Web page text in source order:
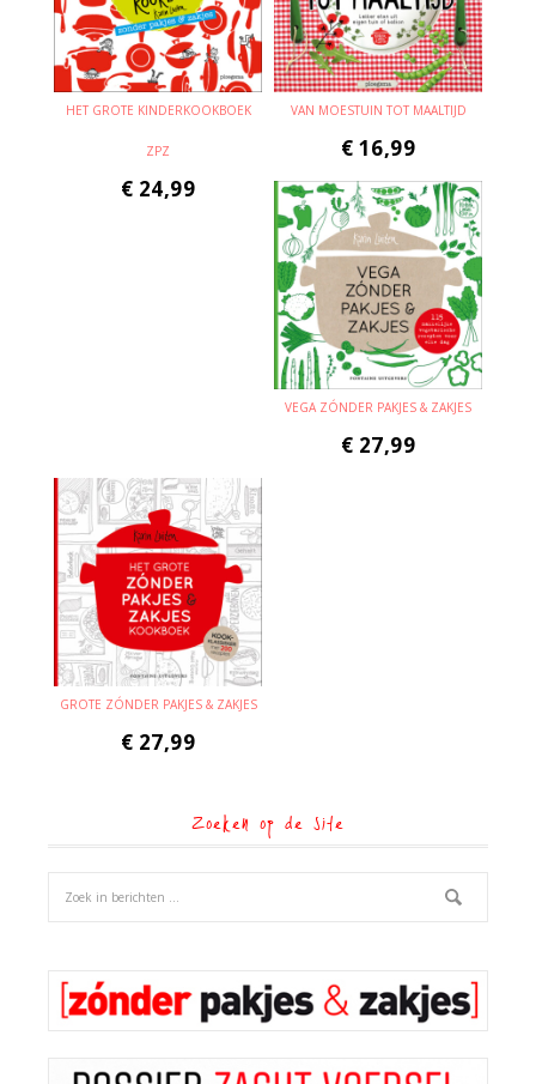
HET GROTE KINDERKOOKBOEK
ZPZ
€ 24,99
VAN MOESTUIN TOT MAALTIJD
€ 16,99
VEGA ZÓNDER PAKJES & ZAKJES
€ 27,99
GROTE ZÓNDER PAKJES & ZAKJES
€ 27,99
Zoeken op de site